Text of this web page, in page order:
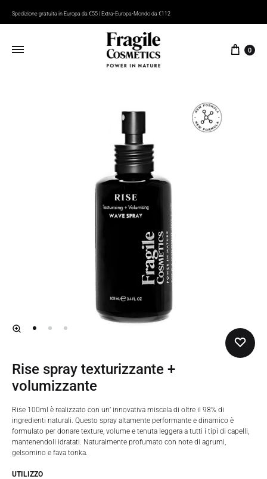
Spedizione gratuita in Europa da €55 | Extra-Europa-Mondo da €112
0
⁠⁠Rise spray texturizzante +
volumizzante
Rise 100ml è realizzato con un’ innovativa miscela di oltre il 98% di
ingredienti naturali. Questo spray altamente performante e dinamico è
formulato per donare texture, volume e tenuta leggera a tutti i tipi di capelli,
mantenendoli idratati. Naturalmente profumato con note di agrumi,
gelsomino e fava tonka.
UTILIZZO